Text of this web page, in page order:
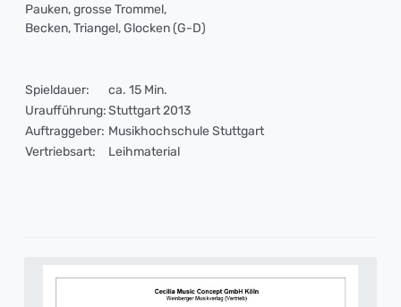
Pauken, grosse Trommel,
Becken, Triangel, Glocken (G-D)
Spieldauer:
ca. 15 Min.
Uraufführung:Stuttgart 2013
Auftraggeber: Musikhochschule Stuttgart
Vertriebsart:
Leihmaterial